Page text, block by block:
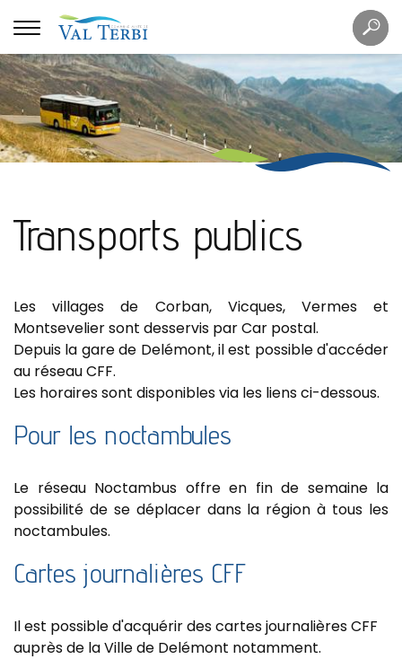
Mots
clés
Transports publics
Les villages de Corban, Vicques, Vermes et
Montsevelier sont desservis par Car postal.
Depuis la gare de Delémont, il est possible d'accéder
au réseau CFF.
Les horaires sont disponibles via les liens ci-dessous.
Pour les noctambules
Le réseau Noctambus offre en fin de semaine la
possibilité de se déplacer dans la région à tous les
noctambules.
Cartes journalières CFF
Il est possible d'acquérir des cartes journalières CFF
auprès de la Ville de Delémont notamment.